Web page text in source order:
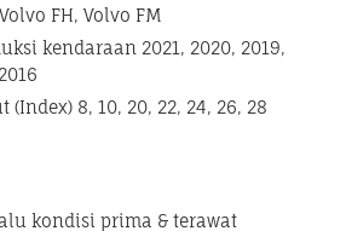
FH, Volvo FM
kendaraan 2021, 2020, 2019,
(Index) 8, 10, 20, 22, 24, 26, 28
kondisi prima & terawat